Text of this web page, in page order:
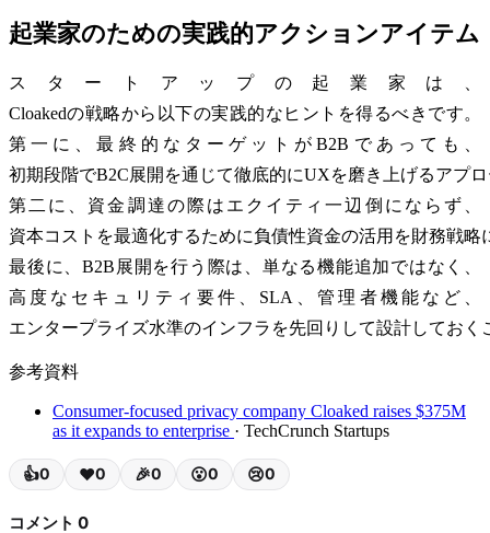
起業家のための実践的アクションアイテム
スタートアップの起業家は、
Cloakedの戦略から以下の実践的なヒントを得るべきです。
第一に、最終的なターゲットがB2Bであっても、
初期段階でB2C展開を通じて徹底的にUXを磨き上げるアプ
第二に、資金調達の際はエクイティ一辺倒にならず、
資本コストを最適化するために負債性資金の活用を財務戦略
最後に、B2B展開を行う際は、単なる機能追加ではなく、
高度なセキュリティ要件、SLA、管理者機能など、
エンタープライズ水準のインフラを先回りして設計しておく
参考資料
Consumer-focused privacy company Cloaked raises $375M
as it expands to enterprise · TechCrunch Startups